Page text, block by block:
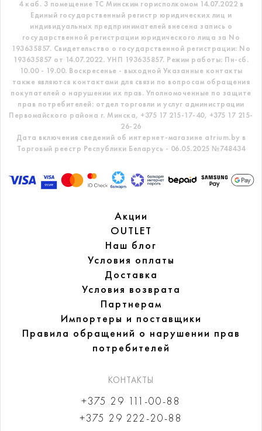
4 каб. 3 помещение ТС Минским горисполкомом 14.07.2022 в
Единый государственный регистр юридических лиц и
индивидуальных предпринимателей внесена запись о
государственной регистрации юридического лица за No
193635857. Свидетельство о государственной регистрации: No
193635857 от 14.07.2022. УНП 193635857. Режим работы: Пн-сб.
10.00 - 19.00. Воскресенье - выходной Указанные контакты
также являются контактами для связи по вопросам обращения
покупателей о нарушении их прав. Уполномоченные по защите
прав потребителей: отдел торговли и услуг администрации
Первомайского района г. Минска, +375 17 215-17-40, +375 17 215-
26-26
Дата включения сведений об интернет-магазине atrium.by в
Торговый реестр Республики Беларусь - 06.05.2025 №748434
Акции
OUTLET
Наш блог
Условия оплаты
Доставка
Условия возврата
Партнерам
Импортеры и поставщики
Правила обращений о нарушении прав
потребителей
КОНТАКТЫ
+375 29 111-00-88
+375 29 222-20-88